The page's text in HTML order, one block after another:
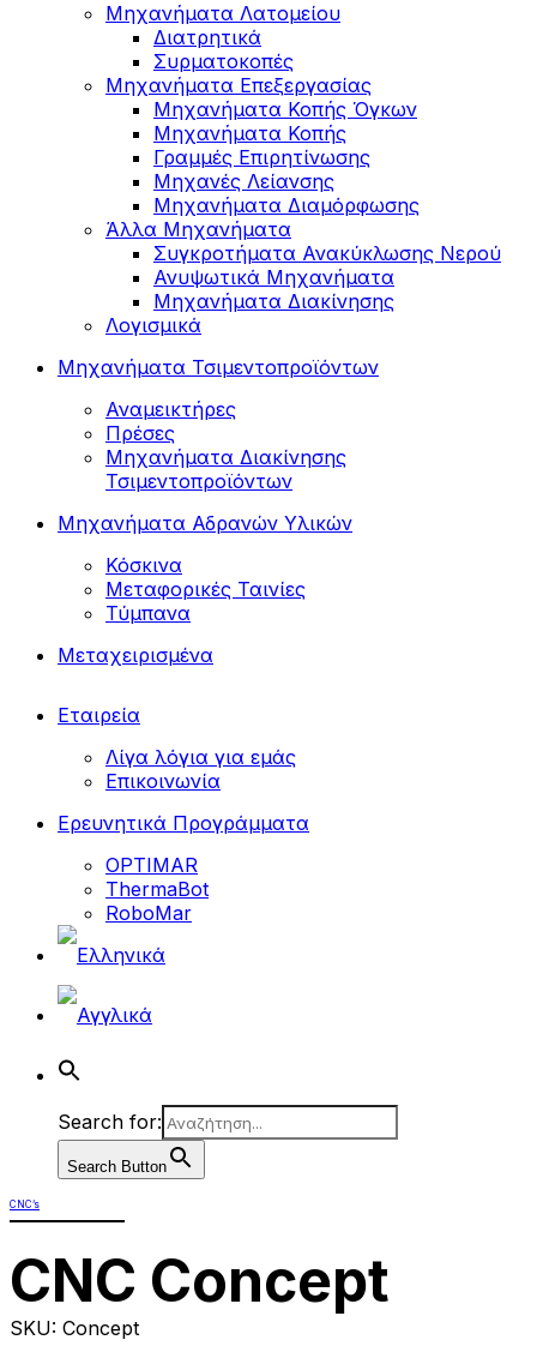
Μηχανήματα Λατομείου
Διατρητικά
Συρματοκοπές
Μηχανήματα Επεξεργασίας
Μηχανήματα Κοπής Όγκων
Μηχανήματα Κοπής
Γραμμές Επιρητίνωσης
Μηχανές Λείανσης
Μηχανήματα Διαμόρφωσης
Άλλα Μηχανήματα
Συγκροτήματα Ανακύκλωσης Νερού
Ανυψωτικά Μηχανήματα
Μηχανήματα Διακίνησης
Λογισμικά
Μηχανήματα Τσιμεντοπροϊόντων
Αναμεικτήρες
Πρέσες
Μηχανήματα Διακίνησης
Τσιμεντοπροϊόντων
Μηχανήματα Αδρανών Υλικών
Κόσκινα
Μεταφορικές Ταινίες
Τύμπανα
Μεταχειρισμένα
Εταιρεία
Λίγα λόγια για εμάς
Επικοινωνία
Ερευνητικά Προγράμματα
OPTIMAR
ThermaBot
RoboMar
Search for:
Search Button
CNC’s
CNC Concept
SKU: Concept